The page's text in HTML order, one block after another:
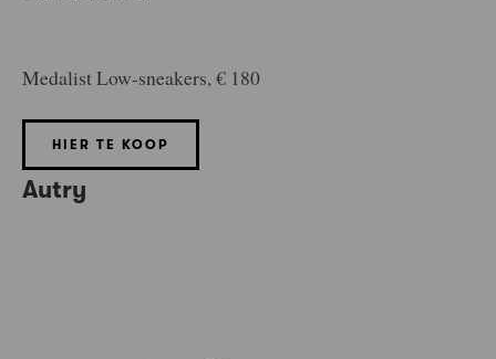
Medalist Low-sneakers, € 180
HIER TE KOOP
Autry